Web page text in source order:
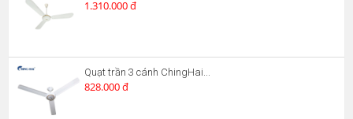
1.310.000 đ
Quạt trần 3 cánh ChingHai...
828.000 đ